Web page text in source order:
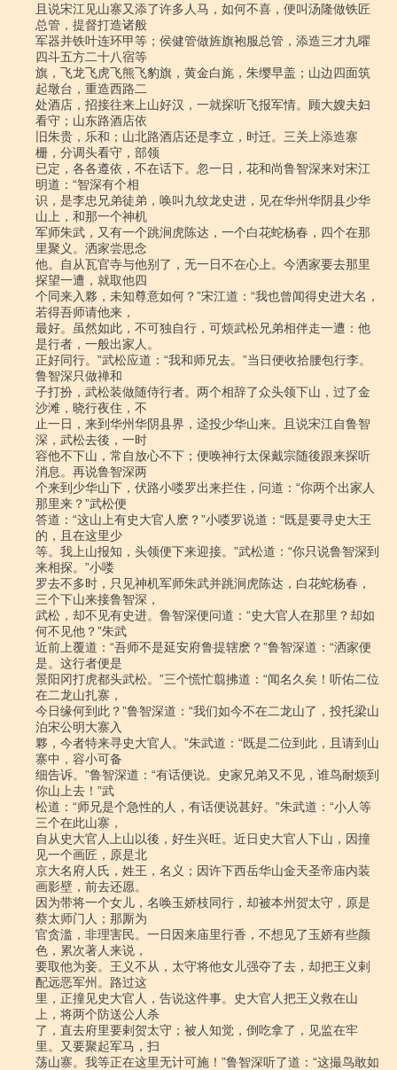
且说宋江见山寨又添了许多人马，如何不喜，便叫汤隆做铁匠
总管，提督打造诸般
军器并铁叶连环甲等；侯健管做旌旗袍服总管，添造三才九曜
四斗五方二十八宿等
旗，飞龙飞虎飞熊飞豹旗，黄金白旄，朱缨早盖；山边四面筑
起墩台，重造西路二
处酒店，招接往来上山好汉，一就探听飞报军情。顾大嫂夫妇
看守；山东路酒店依
旧朱贵，乐和；山北路酒店还是李立，时迁。三关上添造寨
栅，分调头看守，部领
已定，各各遵依，不在话下。忽一日，花和尚鲁智深来对宋江
明道：“智深有个相
识，是李忠兄弟徒弟，唤叫九纹龙史进，见在华州华阴县少华
山上，和那一个神机
军师朱武，又有一个跳涧虎陈达，一个白花蛇杨春，四个在那
里聚义。洒家尝思念
他。自从瓦官寺与他别了，无一日不在心上。今洒家要去那里
探望一遭，就取他四
个同来入夥，未知尊意如何？”宋江道：“我也曾闻得史进大名，
若得吾师请他来，
最好。虽然如此，不可独自行，可烦武松兄弟相伴走一遭：他
是行者，一般出家人。
正好同行。”武松应道：“我和师兄去。”当日便收拾腰包行李。
鲁智深只做禅和
子打扮，武松装做随侍行者。两个相辞了众头领下山，过了金
沙滩，晓行夜住，不
止一日，来到华州华阴县界，迳投少华山来。且说宋江自鲁智
深，武松去後，一时
容他不下山，常自放心不下；便唤神行太保戴宗随後跟来探听
消息。再说鲁智深两
个来到少华山下，伏路小喽罗出来拦住，问道：“你两个出家人
那里来？”武松便
答道：“这山上有史大官人麽？”小喽罗说道：“既是要寻史大王
的，且在这里少
等。我上山报知，头领便下来迎接。”武松道：“你只说鲁智深到
来相探。”小喽
罗去不多时，只见神机军师朱武并跳涧虎陈达，白花蛇杨春，
三个下山来接鲁智深，
武松，却不见有史进。鲁智深便问道：“史大官人在那里？却如
何不见他？”朱武
近前上覆道：“吾师不是延安府鲁提辖麽？”鲁智深道：“洒家便
是。这行者便是
景阳冈打虎都头武松。”三个慌忙翦拂道：“闻名久矣！听佑二位
在二龙山扎寨，
今日缘何到此？”鲁智深道：“我们如今不在二龙山了，投托梁山
泊宋公明大寨入
夥，今者特来寻史大官人。”朱武道：“既是二位到此，且请到山
寨中，容小可备
细告诉。”鲁智深道：“有话便说。史家兄弟又不见，谁鸟耐烦到
你山上去！”武
松道：“师兄是个急性的人，有话便说甚好。”朱武道：“小人等
三个在此山寨，
自从史大官人上山以後，好生兴旺。近日史大官人下山，因撞
见一个画匠，原是北
京大名府人氏，姓王，名义；因许下西岳华山金天圣帝庙内装
画影壁，前去还愿。
因为带将一个女儿，名唤玉娇枝同行，却被本州贺太守，原是
蔡太师门人；那厮为
官贪滥，非理害民。一日因来庙里行香，不想见了玉娇有些颜
色，累次著人来说，
要取他为妾。王义不从，太守将他女儿强夺了去，却把王义剌
配远恶军州。路过这
里，正撞见史大官人，告说这件事。史大官人把王义救在山
上，将两个防送公人杀
了，直去府里要剌贺太守；被人知觉，倒吃拿了，见监在牢
里。又要聚起军马，扫
荡山寨。我等正在这里无计可施！”鲁智深听了道：“这撮鸟敢如